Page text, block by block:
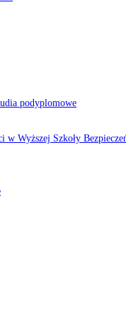
podyplomowe
w Wyższej Szkoły